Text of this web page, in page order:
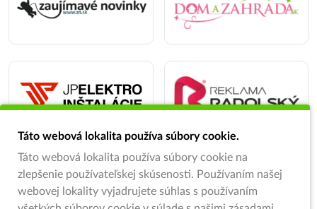
Táto webová lokalita používa súbory cookie.
Táto webová lokalita používa súbory cookie na
zlepšenie používateľskej skúsenosti. Používaním našej
webovej lokality vyjadrujete súhlas s používaním